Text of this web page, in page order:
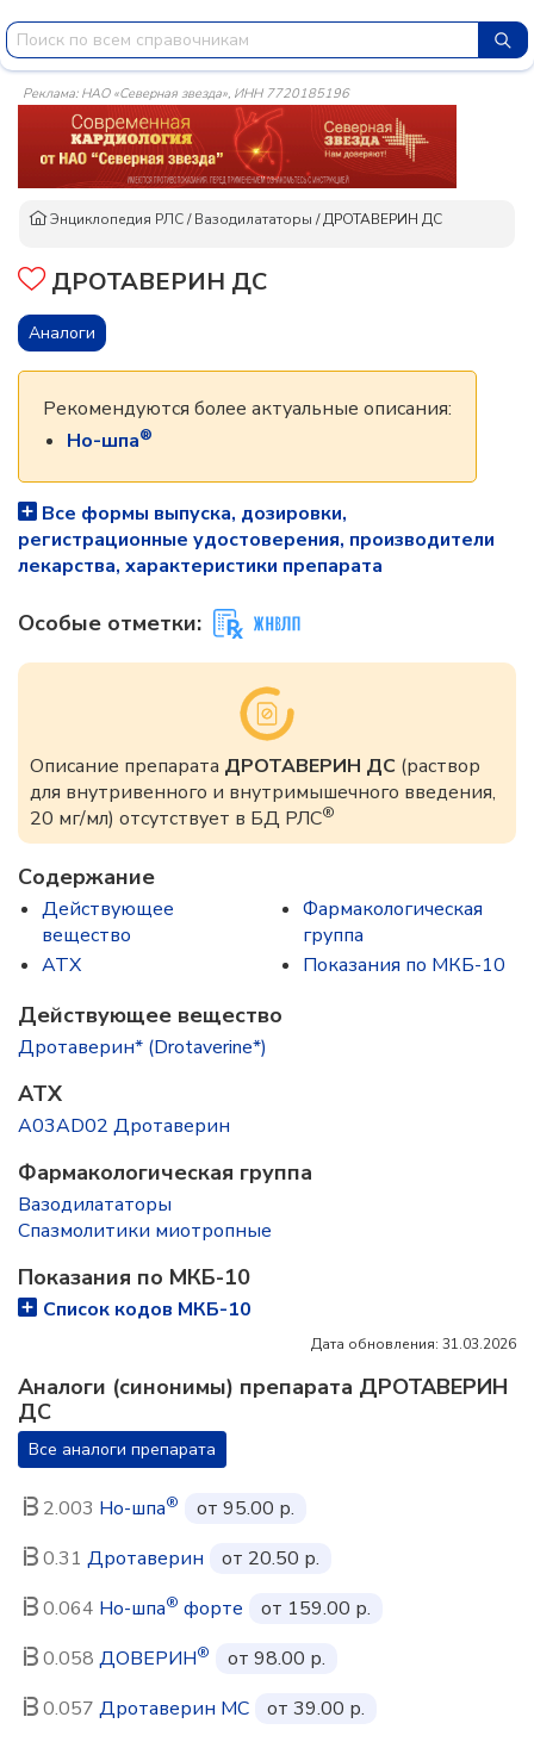
Реклама: НАО «Северная звезда», ИНН 7720185196
Энциклопедия РЛС/Вазодилататоры /ДРОТАВЕРИН ДС
ДРОТАВЕРИН ДС
Аналоги
Рекомендуются более актуальные описания:
Но-шпа®
Все формы выпуска, дозировки,
регистрационные удостоверения, производители
лекарства, характеристики препарата
Особые отметки:
Описание препарата ДРОТАВЕРИН ДС (раствор
для внутривенного и внутримышечного введения,
20 мг/мл) отсутствует в БД РЛС®
Содержание
Действующее
вещество
ATX
Фармакологическая
группа
Показания по МКБ-10
Действующее вещество
Дротаверин* (Drotaverine*)
ATX
A03AD02 Дротаверин
Фармакологическая группа
Вазодилататоры
Спазмолитики миотропные
Показания по МКБ-10
Список кодов МКБ-10
Дата обновления: 31.03.2026
Аналоги (синонимы) препарата ДРОТАВЕРИН
ДС
Все аналоги препарата
2.003 Но-шпа®
от 95.00 р.
0.31 Дротаверин
от 20.50 р.
0.064 Но-шпа® форте
от 159.00 р.
0.058 ДОВЕРИН®
от 98.00 р.
0.057 Дротаверин МС
от 39.00 р.